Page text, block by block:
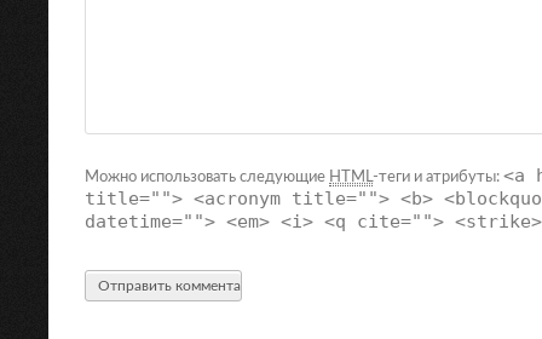
Можно использовать следующие HTML-теги и атрибуты: <a
title=""> <acronym title=""> <b>
datetime=""> <em> <i> <q cite="">